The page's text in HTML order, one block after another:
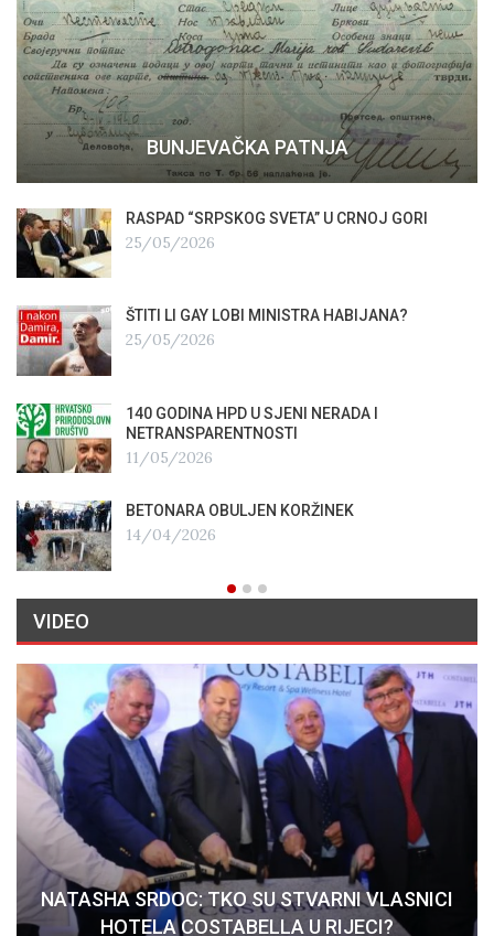
BUNJEVAČKA PATNJA
RASPAD “SRPSKOG SVETA” U CRNOJ GORI
25/05/2026
ŠTITI LI GAY LOBI MINISTRA HABIJANA?
25/05/2026
140 GODINA HPD U SJENI NERADA I
NETRANSPARENTNOSTI
11/05/2026
BETONARA OBULJEN KORŽINEK
14/04/2026
VIDEO
NATASHA SRDOC: TKO SU STVARNI VLASNICI
HOTELA COSTABELLA U RIJECI?